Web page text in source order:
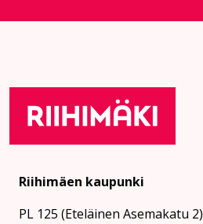
Riihimäen kaupunki
PL 125 (Eteläinen Asemakatu 2)